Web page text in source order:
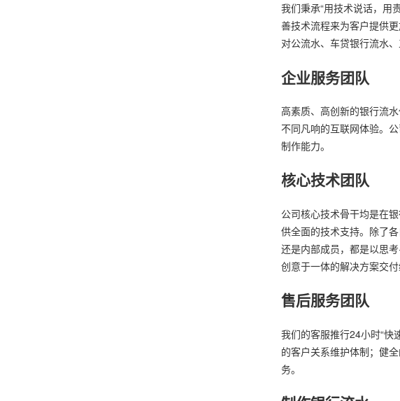
我们秉承“用技术说话，用
善技术流程来为客户提供
对公流水、车贷银行流水
企业服务团队
高素质、高创新的银行流
不同凡响的互联网体验。
制作能力。
核心技术团队
公司核心技术骨干均是在
供全面的技术支持。除了
还是内部成员，都是以思
创意于一体的解决方案交付
售后服务团队
我们的客服推行24小时“快
的客户关系维护体制；健
务。